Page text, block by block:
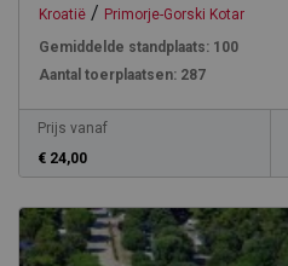
Kroatië / Primorje-Gorski Kotar
Gemiddelde standplaats: 100
Aantal toerplaatsen: 287
Prijs vanaf
€ 24,00